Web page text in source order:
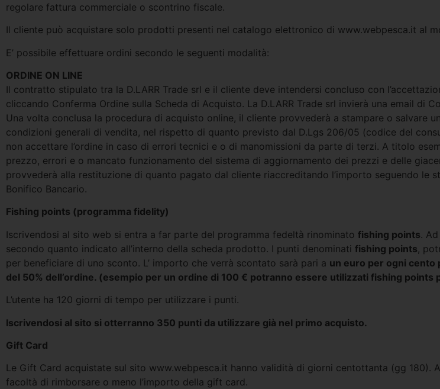
regolare fattura commerciale o scontrino fiscale.
Il cliente può acquistare solo prodotti presenti nel catalogo elettronico di www.webpesca.it al
E’ possibile effettuare ordini secondo le seguenti modalità:
ORDINE ON LINE
Il contratto stipulato tra la D.LARR Trade srl e il cliente deve intendersi concluso con
cliccando Conferma Ordine sulla Scheda di Acquisto. La D.LARR Trade srl invierà una email di
Una volta conclusa la procedura di acquisto online, il cliente provvederà a stampare o salvare
condizioni generali di vendita, nel rispetto di quanto previsto dal D.Lgs 206/05 (codice del
non accettare l’ordine in caso di errori tecnici e o di manomissioni da parte di terzi. A titolo
prezzo, errori e o mancato funzionamento del sistema di aggiornamento dei prezzi e delle
provvederà alla restituzione di quanto pagato dal cliente riaccreditando l’importo seguendo le
Bonifico Bancario.
Fishing points (programma fidelity)
Iscrivendosi al sito web si entra a far parte del programma fedeltà rinominato fishing points.
secondo quanto indicato all’interno della scheda prodotto. I punti denominati fishing points ,
per beneficiare di uno sconto. L’ importo che verrà scontato sarà pari a un euro per ogni cento
del 50% dell’ordine. (esempio per un ordine di 100 € potranno essere utilizzati fishing
L’utente ha 120 giorni di tempo per utilizzare i punti.
Iscrivendosi al sito si otterranno 350 punti da utilizzare già nel primo acquisto.
Gift Card
Le Gift Card acquistate sul sito www.webpesca.it hanno validità di giorni centottanta (gg 180).
facoltà di rimborsare o meno l’importo della gift card.